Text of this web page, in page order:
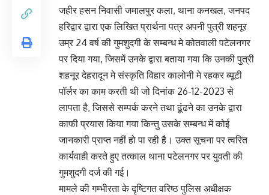
जहीर हसन निवासी जमालपुर कला, थाना कनखल, जनपद
हरिद्वार द्वारा एक लिखित प्रार्थना पत्र अपनी पुत्री शहनूर
उम्र 24 वर्ष की गुमशुदगी के सम्बन्ध मे कोतवाली पटेलनगर
पर दिया गया, जिसमें उनके द्वारा बताया गया कि उनकी पुत्री
शहनूर देहरादून मे संस्कृति विहार कालोनी मे रहकर ब्यूटी
पॉर्लर का काम करती थी जो दिनांक 26-12-2023 से
लापता है, जिससे सम्पर्क करने तथा ढूंढने का उनके द्वारा
काफी प्रयास किया गया किन्तु उसके सम्बन्ध में कोई
जानकारी प्राप्त नहीं हो पा रही है। उक्त सूचना पर त्वरित
कार्यवाही करते हुए तत्काल थाना पटेलनगर पर युवती की
गुमशुदगी दर्ज की गई।
मामले की गम्भीरता के दृष्टिगत वरिष्ठ पुलिस अधीक्षक